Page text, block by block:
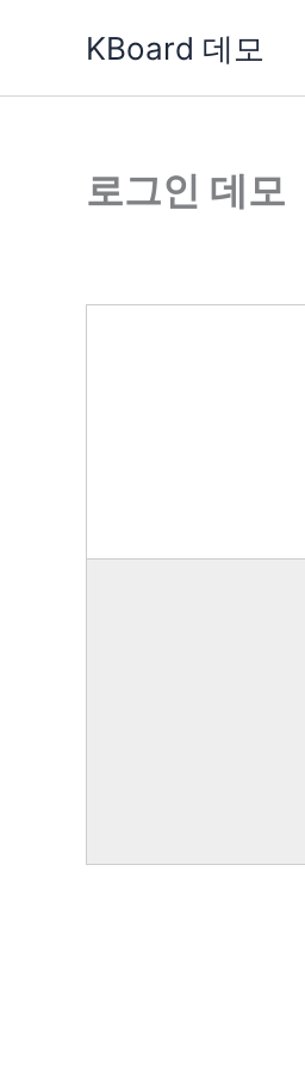
KBoard 데모
로그인 데모